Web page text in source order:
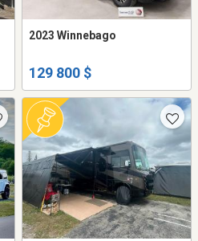
2023 Winnebago
129 800 $